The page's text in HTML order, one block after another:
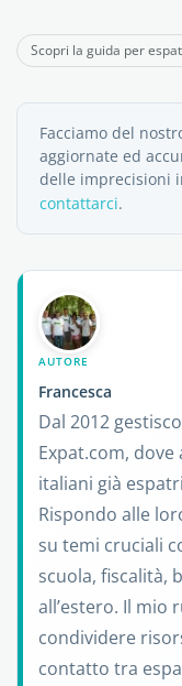
Scopri la guida per
Facciamo del
aggiornate ed
delle imprecisioni
contattarci.
AUTORE
Francesca
Dal 2012
Expat.com,
italiani già
Rispondo alle
su temi cruciali
scuola, fiscalità,
all’estero. Il mio
condividere
contatto tra